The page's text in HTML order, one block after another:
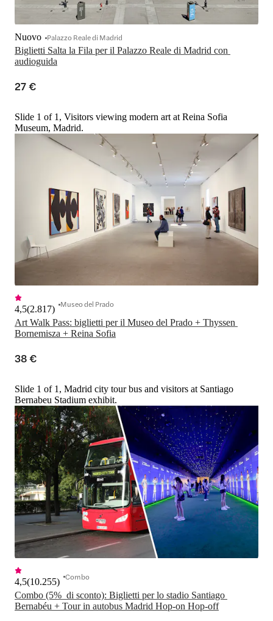
Biglietti Salta la Fila per il Palazzo Reale di Madrid con
audioguida
Nuovo Palazzo Reale di Madrid
27 €
Slide 1 of 1, Visitors viewing modern art at Reina Sofia
Museum, Madrid.
Art Walk Pass: biglietti per il Museo del Prado + Thyssen
Bornemisza + Reina Sofia
4,5(2.817) Museo del Prado
38 €
Slide 1 of 1, Madrid city tour bus and visitors at Santiago
Bernabeu Stadium exhibit.
Combo (5%  di sconto): Biglietti per lo stadio Santiago
4,5(10.255) Combo